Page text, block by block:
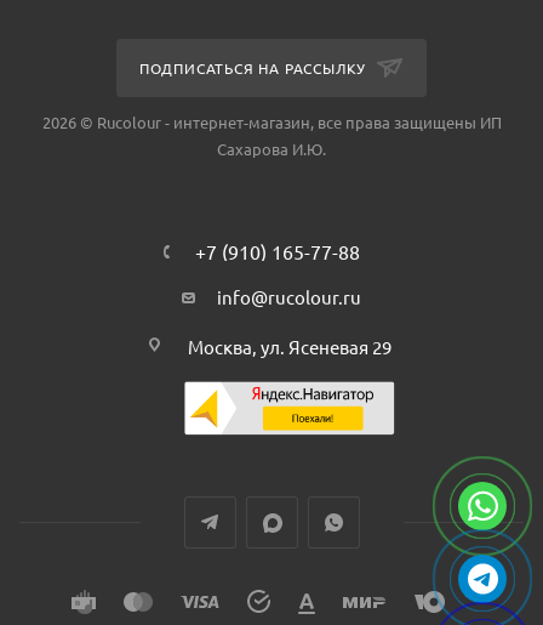
ПОДПИСАТЬСЯ НА РАССЫЛКУ
2026 © Rucolour - интернет-магазин, все права защищены ИП
Сахарова И.Ю.
+7 (910) 165-77-88
info@rucolour.ru
Москва, ул. Ясеневая 29